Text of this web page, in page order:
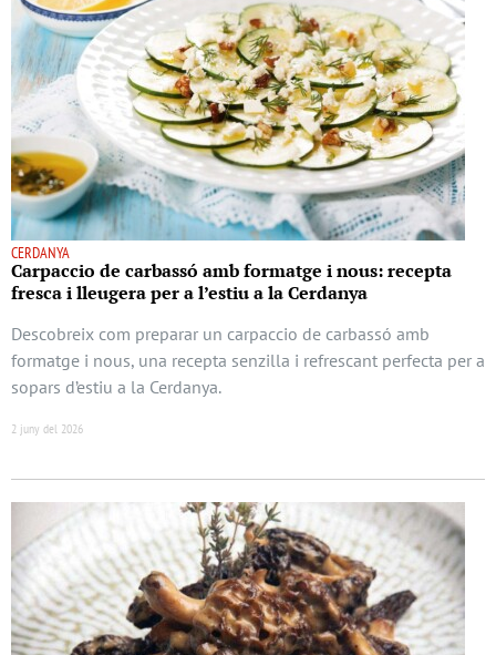
CERDANYA
Carpaccio de carbassó amb formatge i nous: recepta
fresca i lleugera per a l’estiu a la Cerdanya
Descobreix com preparar un carpaccio de carbassó amb
formatge i nous, una recepta senzilla i refrescant perfecta per a
sopars d’estiu a la Cerdanya.
2 juny del 2026